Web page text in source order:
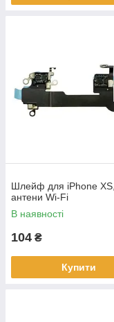
Шлейф для iPhone XS,
антени Wi-Fi
В наявності
104 ₴
Купити